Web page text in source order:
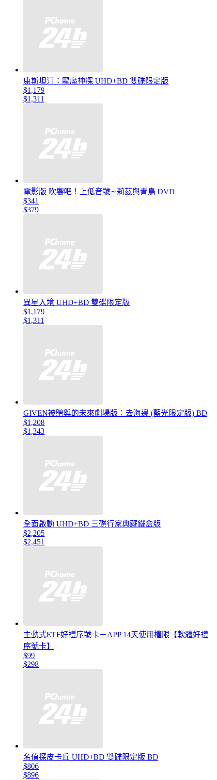
康斯坦汀：驅魔神探 UHD+BD 雙碟限定版
$1,179
$1,311
電影版 吹響吧！上低音號∼莉茲與青鳥 DVD
$341
$379
異星入境 UHD+BD 雙碟限定版
$1,179
$1,311
GIVEN被贈與的未來劇場版：去海邊 (藍光限定版) BD
$1,208
$1,343
全面啟動 UHD+BD 三碟行家典藏鐵盒版
$2,205
$2,451
主動式ETF好禮序號卡－APP 14天使用權限【軟體好禮
序號卡】
$99
$298
名偵探皮卡丘 UHD+BD 雙碟限定版 BD
$806
$896